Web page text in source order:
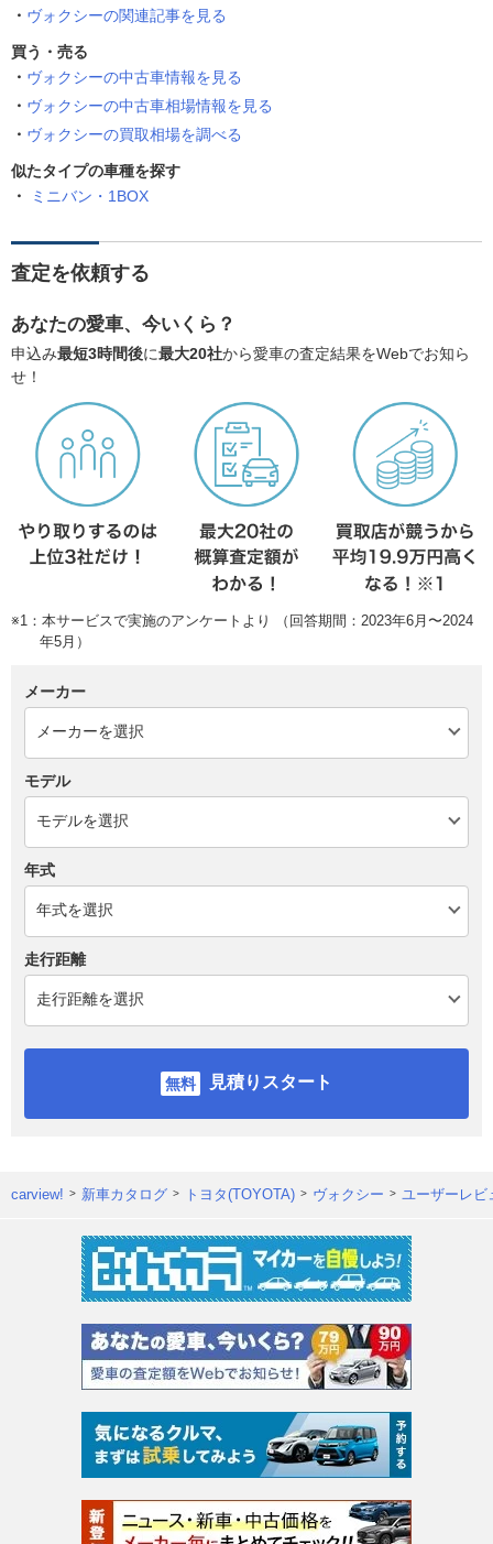
ヴォクシーの関連記事を見る
買う・売る
ヴォクシーの中古車情報を見る
ヴォクシーの中古車相場情報を見る
ヴォクシーの買取相場を調べる
似たタイプの車種を探す
ミニバン・1BOX
査定を依頼する
あなたの愛車、今いくら？
申込み最短3時間後に最大20社から愛車の査定結果をWebでお知ら
せ！
※1：本サービスで実施のアンケートより （回答期間：2023年6月〜2024
年5月）
メーカー
モデル
年式
走行距離
見積りスタート
carview! 新車カタログ トヨタ(TOYOTA) ヴォクシー ユーザーレビ